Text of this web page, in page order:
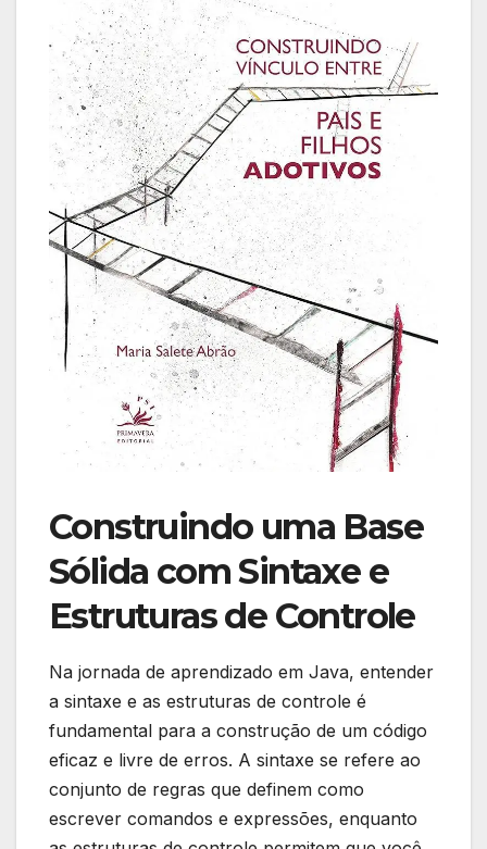
Construindo uma Base
Sólida com Sintaxe e
Estruturas de Controle
Na jornada de aprendizado em Java, entender‌
a sintaxe e as estruturas de controle é
fundamental para a construção‍ de um código
eficaz⁤ e livre de erros.⁣ A‌ sintaxe se refere⁢ ao
conjunto de ⁤regras que definem como
escrever ⁣comandos e ⁤expressões, enquanto